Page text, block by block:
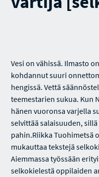
Vesi on vähissä. Ilmasto
kohdannut suuri
hengissä. Vettä
teemestarien sukua. Kun
hänen vuoronsa varjella
selvittää salaisuuden,
pahin.Riikka Tuohimetsä
mukauttaa tekstejä
Aiemmassa työssään
selkokielestä oppilaiden